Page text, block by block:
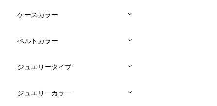
ケースカラー
ベルトカラー
ジュエリータイプ
ジュエリーカラー